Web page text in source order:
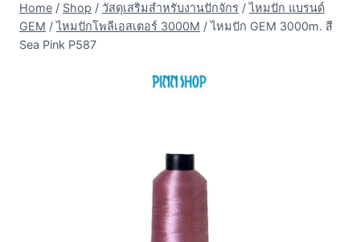
Home / Shop / วัสดุเสริมสำหรับงานปักจักร / ไหมปัก แบรนด์
GEM / ไหมปักโพลีเอสเตอร์ 3000M / ไหมปัก GEM 3000m. สี
Sea Pink P587